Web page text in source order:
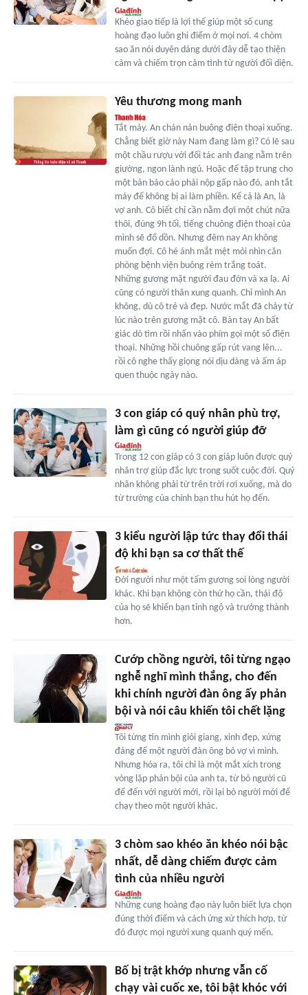
Khéo giao tiếp là lợi thế giúp một số cung
hoàng đạo luôn ghi điểm ở mọi nơi. 4 chòm
sao ăn nói duyên dáng dưới đây dễ tạo thiện
cảm và chiếm trọn cảm tình từ người đối diện.
Yêu thương mong manh
Tắt máy. An chán nản buông điện thoại xuống.
Chẳng biết giờ này Nam đang làm gì? Có lẽ sau
một chầu rượu với đối tác anh đang nằm trên
giường, ngon lành ngủ. Hoặc để tập trung cho
một bản báo cáo phải nộp gấp nào đó, anh tắt
máy để không bị ai làm phiền. Kể cả là An, là
vợ anh. Cô biết chỉ cần nằm đợi một chút nữa
thôi, đúng 9h tối, tiếng chuông điện thoại của
mình sẽ đổ dồn. Nhưng đêm nay An không
muốn đợi. Cô hé ánh mắt mệt mỏi nhìn căn
phòng bệnh viện buông rèm trắng toát.
Những gương mặt người đau đớn và xa lạ. Ai
cũng có người thân xung quanh. Chỉ mình An
không, dù cô trẻ và đẹp. Nước mắt đã chảy từ
lúc nào trên gương mặt cô. Bàn tay An bất
giác dò tìm rồi nhấn vào phím gọi một số điện
thoại. Những hồi chuông gấp rút vang lên...
rồi cô nghe thấy giọng nói dịu dàng và ấm áp
quen thuộc ngày nào.
3 con giáp có quý nhân phù trợ,
làm gì cũng có người giúp đỡ
Trong 12 con giáp có 3 con giáp luôn được quý
nhân trợ giúp đắc lực trong suốt cuộc đời. Quý
nhân không phải từ trên trời rơi xuống, mà do
từ trường của chính bạn thu hút họ đến.
3 kiểu người lập tức thay đổi thái
độ khi bạn sa cơ thất thế
Đời người như một tấm gương soi lòng người
khác. Khi bạn không còn thứ họ cần, thái độ
của họ sẽ khiến bạn tỉnh ngộ và trưởng thành
hơn.
Cướp chồng người, tôi từng ngạo
nghễ nghĩ mình thắng, cho đến
khi chính người đàn ông ấy phản
bội và nói câu khiến tôi chết lặng
Tôi từng tin mình giỏi giang, xinh đẹp, xứng
đáng để một người đàn ông bỏ vợ vì mình.
Nhưng hóa ra, tôi chỉ là một mắt xích trong
vòng lặp phản bội của anh ta, từ bỏ người cũ
để đến với người mới, rồi lại bỏ người mới để
chạy theo một người khác.
3 chòm sao khéo ăn khéo nói bậc
nhất, dễ dàng chiếm được cảm
tình của nhiều người
Những cung hoàng đạo này luôn biết lựa chọn
đúng thời điểm và cách ứng xử thích hợp, từ
đó được mọi người xung quanh quý mến.
Bố bị trật khớp nhưng vẫn cố
chạy vài cuốc xe, tôi bật khóc với